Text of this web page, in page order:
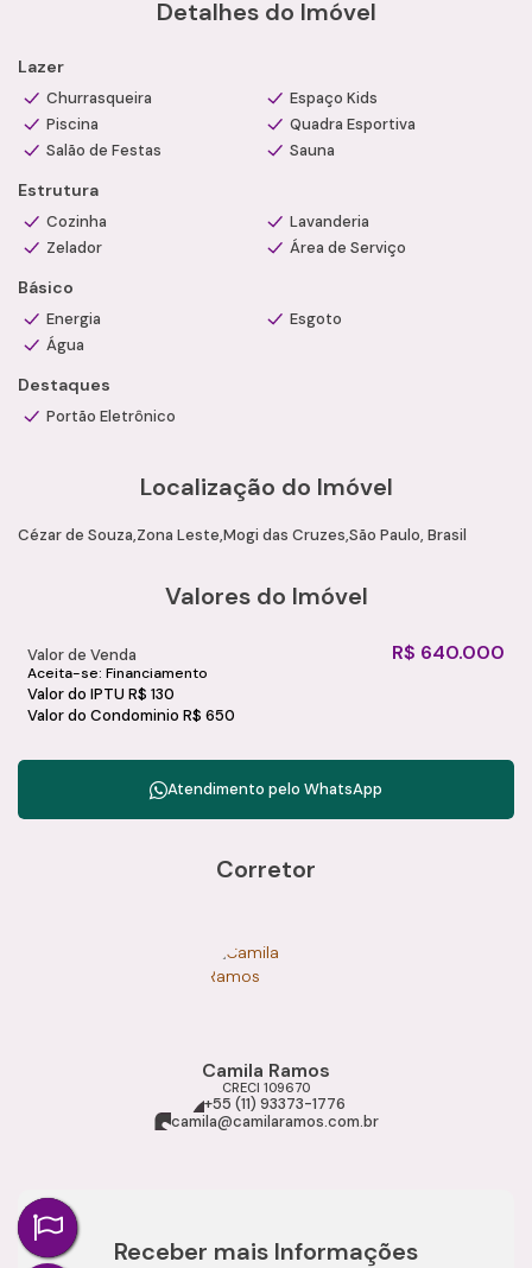
Condomínio: R$ 650,00
IPTU: R$ 130,00
Aceita financiamento bancário
Agende uma visita com um de nossos consultores
especializados e conheça esta excelente oportunidade com
Detalhes do Imóvel
Lazer
Churrasqueira
Espaço Kids
Piscina
Quadra Esportiva
Salão de Festas
Sauna
Estrutura
Cozinha
Lavanderia
Zelador
Área de Serviço
Básico
Energia
Esgoto
Água
Destaques
Portão Eletrônico
Localização do Imóvel
Cézar de Souza Zona Leste Mogi das Cruzes São Paulo, Brasil
Valores do Imóvel
R$ 640.000
Valor de Venda
Aceita-se: Financiamento
Valor do IPTU R$ 130
Valor do Condominio R$ 650
Atendimento pelo WhatsApp
Corretor
Camila Ramos
CRECI 109670
+55 (11) 93373-1776
camila@camilaramos.com.br
Receber mais Informações